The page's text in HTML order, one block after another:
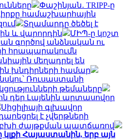
Փաշինյան․ TRIPP-ը
համաշխարհային
Տղամարդը ծեծել է
և վարորդին
ՄԻՊ-ը կոշտ
գործով անձնական ու
հրապարակումն
մեղադրել են
խնդիրների համար
Ռուսաստանի
թեմաները
դեր Լայենին արտասովոր
Սիցիլիայի գլխավոր
է չվերթների
ժայթքման պատճառով
կլքի Հայաստանին, երբ այն